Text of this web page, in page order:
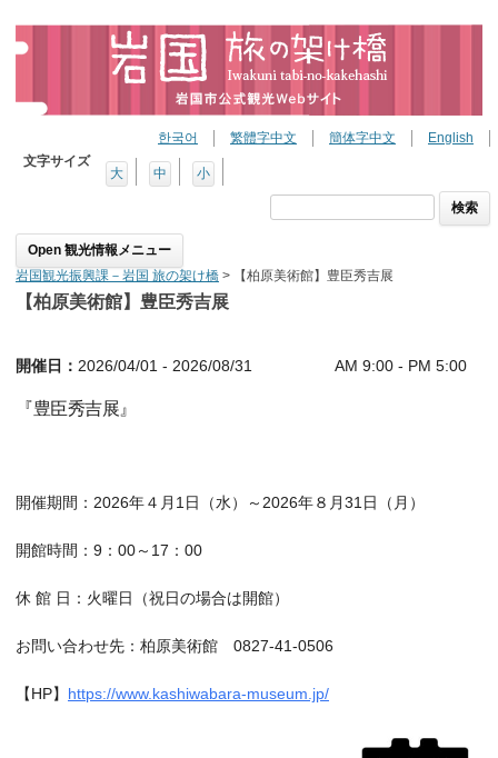
English
簡体字中文
繁體字中文
한국어
文字サイズ
小
中
大
検
Skip to content
岩国観光振興課－岩国 旅の架け橋 > 【柏原美術館】豊臣秀吉展
【柏原美術館】豊臣秀吉展
開催日： 2026/04/01 - 2026/08/31 AM 9:00 - PM 5:00
『豊臣秀吉展』
開催期間：2026年４月1日（水）～2026年８月31日（月）
開館時間：9：00～17：00
休 館 日：火曜日（祝日の場合は開館）
お問い合わせ先：柏原美術館 0827-41-0506
【HP】 https://www.kashiwabara-museum.jp/